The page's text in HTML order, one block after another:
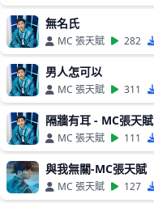
無名氏
MC 張天賦 282
男人怎可以
MC 張天賦 311
隔牆有耳 - MC張天賦
MC 張天賦 111
與我無關-MC張天賦
MC 張天賦 127